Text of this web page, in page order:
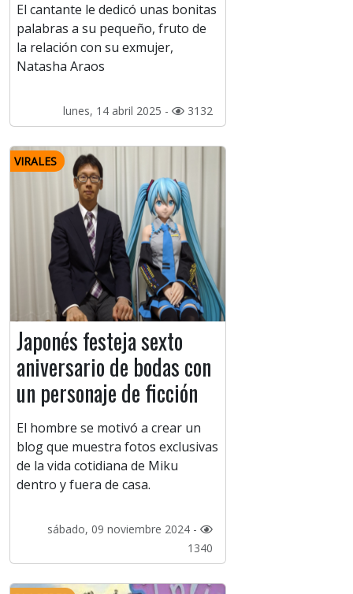
El cantante le dedicó unas bonitas
palabras a su pequeño, fruto de
la relación con su exmujer,
Natasha Araos
lunes, 14 abril 2025 - 3132
VIRALES
Japonés festeja sexto
aniversario de bodas con
un personaje de ficción
El hombre se motivó a crear un
blog que muestra fotos exclusivas
de la vida cotidiana de Miku
dentro y fuera de casa.
sábado, 09 noviembre 2024 -
1340